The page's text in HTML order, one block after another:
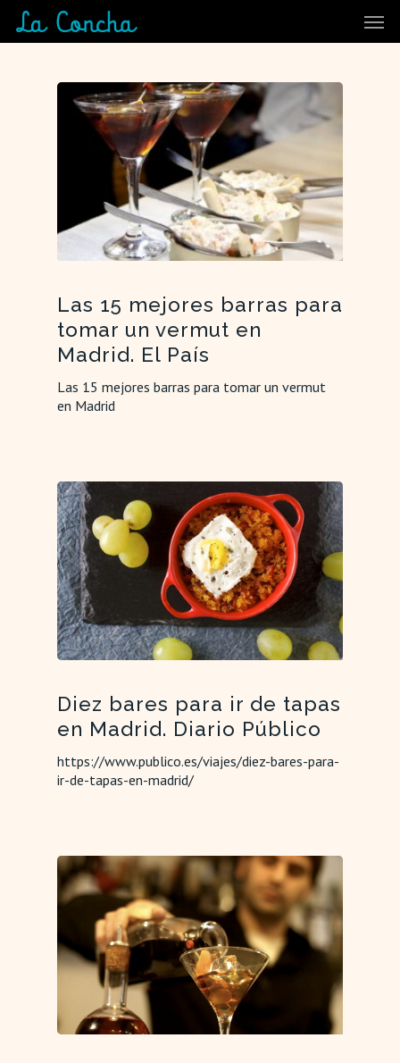
main
Menu
Las 15 mejores barras para
tomar un vermut en
Madrid. El País
Las 15 mejores barras para tomar un vermut
en Madrid
Diez bares para ir de tapas
en Madrid. Diario Público
https://www.publico.es/viajes/diez-bares-para-
ir-de-tapas-en-madrid/